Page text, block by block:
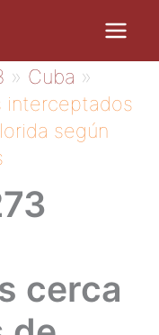
Cuba
interceptados
según
cerca